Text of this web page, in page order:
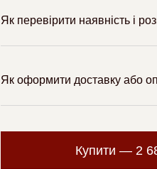
Як перевірити наявність і
Як оформити доставку або
Купити — 2